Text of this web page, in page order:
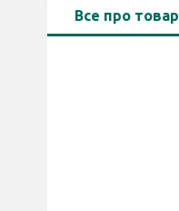
Все про товар